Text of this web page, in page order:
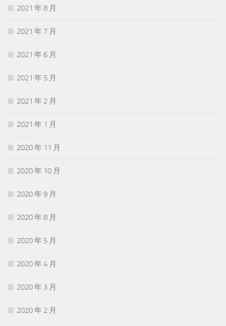
2021 年 8 月
2021 年 7 月
2021 年 6 月
2021 年 5 月
2021 年 2 月
2021 年 1 月
2020 年 11 月
2020 年 10 月
2020 年 9 月
2020 年 8 月
2020 年 5 月
2020 年 4 月
2020 年 3 月
2020 年 2 月